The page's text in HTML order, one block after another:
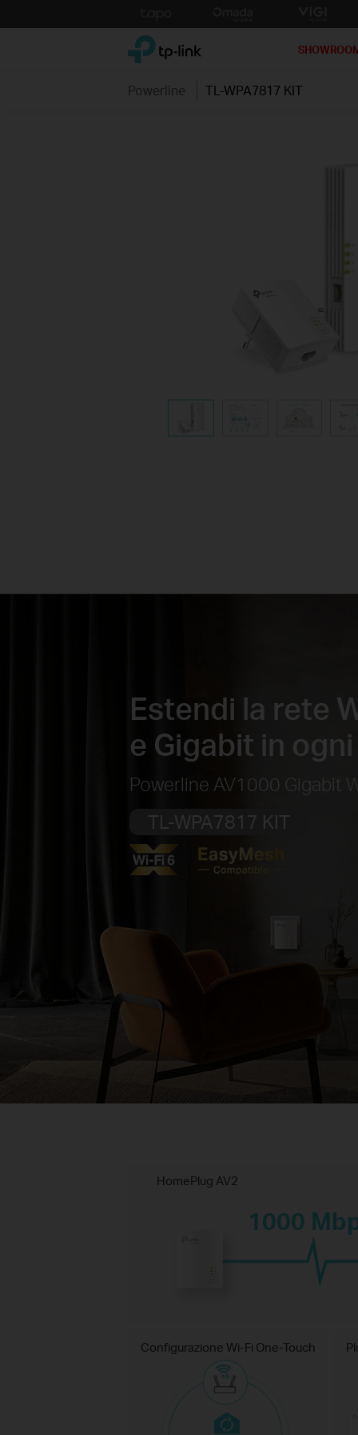
to
TP-Link, Reliably Smart
Powerline TL-WPA7817 KIT
Estendi la rete
e Gigabit in
Powerline AV1000 Gigabit
TL-WPA7817 KIT
HomePlug AV2
1000
Configurazione Wi-Fi One-Touch